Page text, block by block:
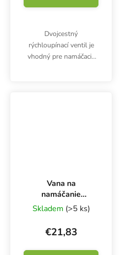
Dvojcestný
rýchloupínací ventil je
vhodný pre namáčacie
Vana na
namáčanie
Ebb&Flow
33x100 cm
Skladem (>5 ks)
€21,83